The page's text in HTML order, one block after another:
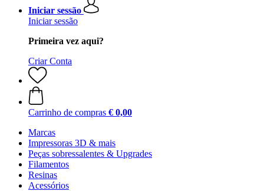
Iniciar sessão
Iniciar sessão
Primeira vez aqui?
Criar Conta
Carrinho de compras € 0,00
Marcas
Impressoras 3D & mais
Peças sobressalentes & Upgrades
Filamentos
Resinas
Acessórios